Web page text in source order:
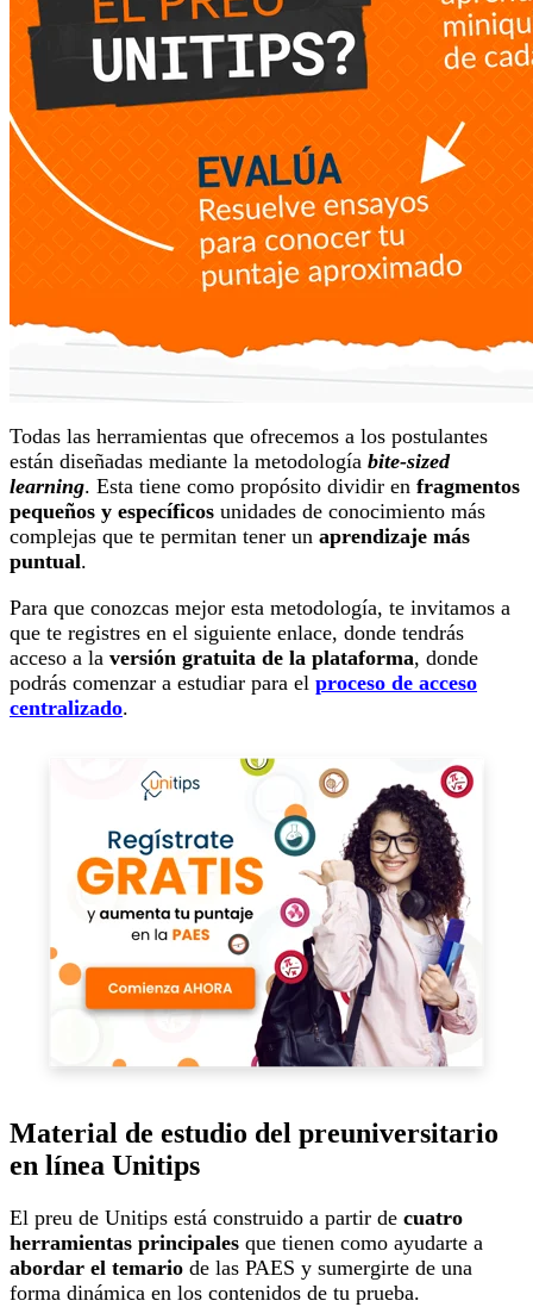
Todas las herramientas que ofrecemos a los postulantes
están diseñadas mediante la metodología bite-sized
learning. Esta tiene como propósito dividir en fragmentos
pequeños y específicos unidades de conocimiento más
complejas que te permitan tener un aprendizaje más
puntual.
Para que conozcas mejor esta metodología, te invitamos a
que te registres en el siguiente enlace, donde tendrás
acceso a la versión gratuita de la plataforma, donde
podrás comenzar a estudiar para el proceso de acceso
centralizado.
Material de estudio del preuniversitario
en línea Unitips
El preu de Unitips está construido a partir de cuatro
herramientas principales que tienen como ayudarte a
abordar el temario de las PAES y sumergirte de una
forma dinámica en los contenidos de tu prueba.